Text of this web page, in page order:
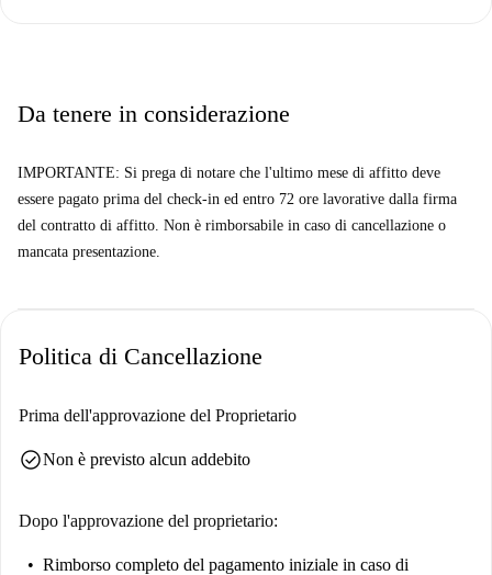
Da tenere in considerazione
IMPORTANTE: Si prega di notare che l'ultimo mese di affitto deve
essere pagato prima del check-in ed entro 72 ore lavorative dalla firma
del contratto di affitto. Non è rimborsabile in caso di cancellazione o
mancata presentazione.
Politica di Cancellazione
Prima dell'approvazione del Proprietario
check_circleNon è previsto alcun addebito
Dopo l'approvazione del proprietario:
Rimborso completo del pagamento iniziale in caso di